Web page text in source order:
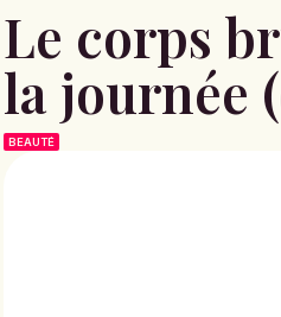
Le corps
la journée
BEAUTÉ